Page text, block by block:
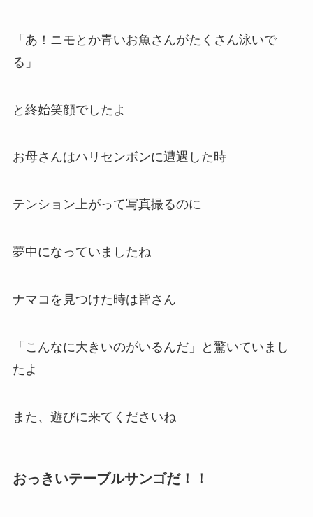
「あ！ニモとか青いお魚さんがたくさん泳いで
る」
と終始笑顔でしたよ
お母さんはハリセンボンに遭遇した時
テンション上がって写真撮るのに
夢中になっていましたね
ナマコを見つけた時は皆さん
「こんなに大きいのがいるんだ」と驚いていまし
たよ
また、遊びに来てくださいね
おっきいテーブルサンゴだ！！